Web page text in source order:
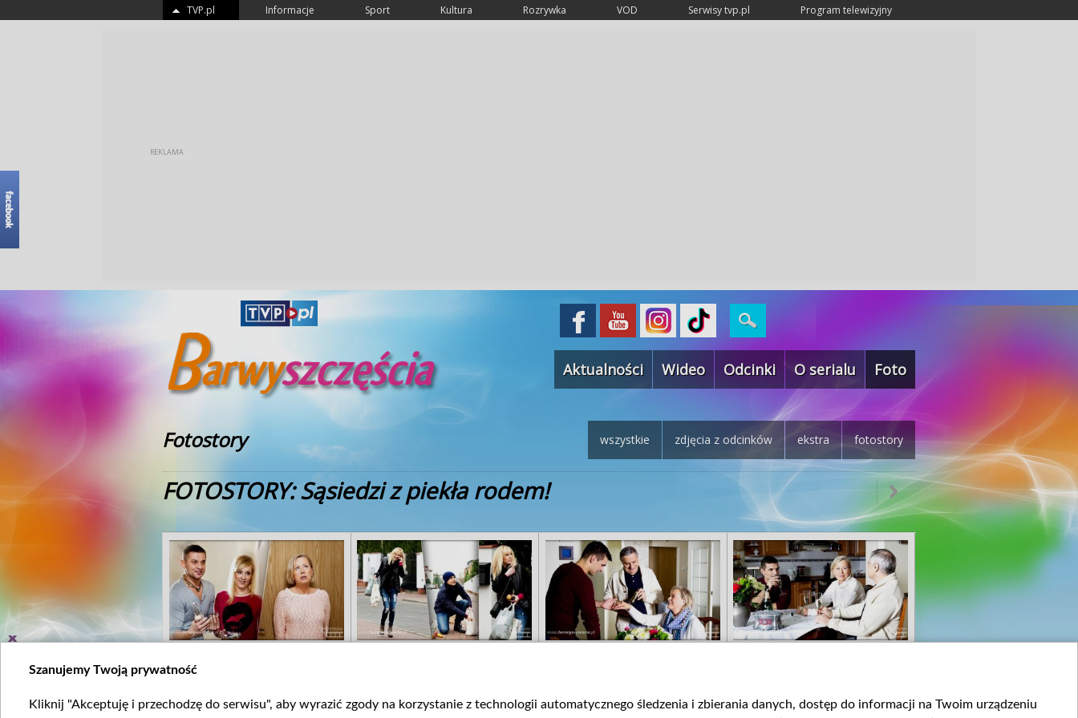
TVP.pl Informacje Sport Kultura Rozrywka VOD Serwisy tvp.pl Program telewizyjny
Aktualności Wideo Odcinki O serialu Foto
Fotostory fotostory
ekstra
zdjęcia z odcinków
wszystkie
FOTOSTORY: Sąsiedzi z piekła rodem!
Szanujemy Twoją prywatność
Kliknij "Akceptuję i przechodzę do serwisu", aby wyrazić zgody na korzystanie z technologii automatycznego śledzenia i zbierania danych, dostęp do informacji na Twoim urządzeniu